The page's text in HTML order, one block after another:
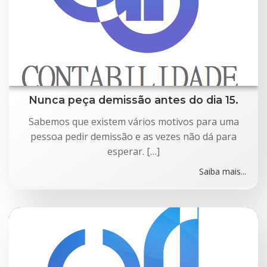
Nunca peça demissão antes do dia 15.
Sabemos que existem vários motivos para uma
pessoa pedir demissão e as vezes não dá para
esperar. […]
Saiba mais...